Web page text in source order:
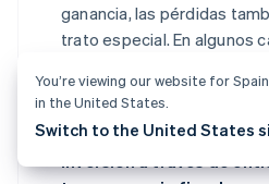
ganancia, las pérdidas
trato especial. En algunos
ordinarias en vez de
Inversión a través de
You’re viewing our website for
in the United States.
Switch to the United States